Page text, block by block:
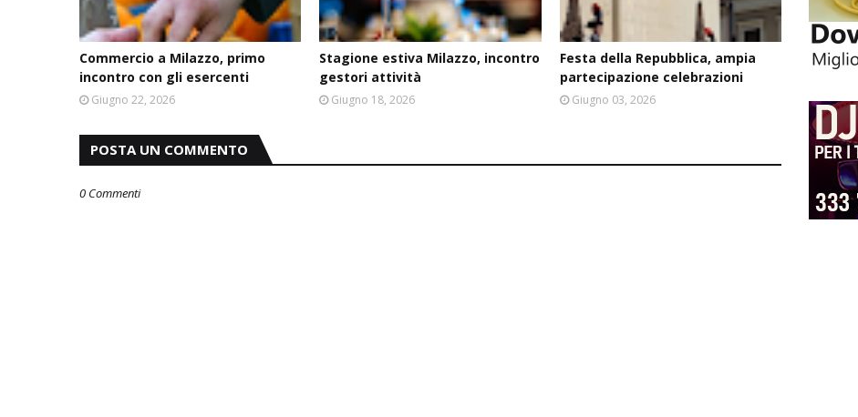
Commercio a Milazzo, primo
incontro con gli esercenti
Giugno 22, 2026
Stagione estiva Milazzo, incontro
gestori attività
Giugno 18, 2026
Festa della Repubblica, ampia
partecipazione celebrazioni
Giugno 03, 2026
POSTA UN COMMENTO
0 Commenti